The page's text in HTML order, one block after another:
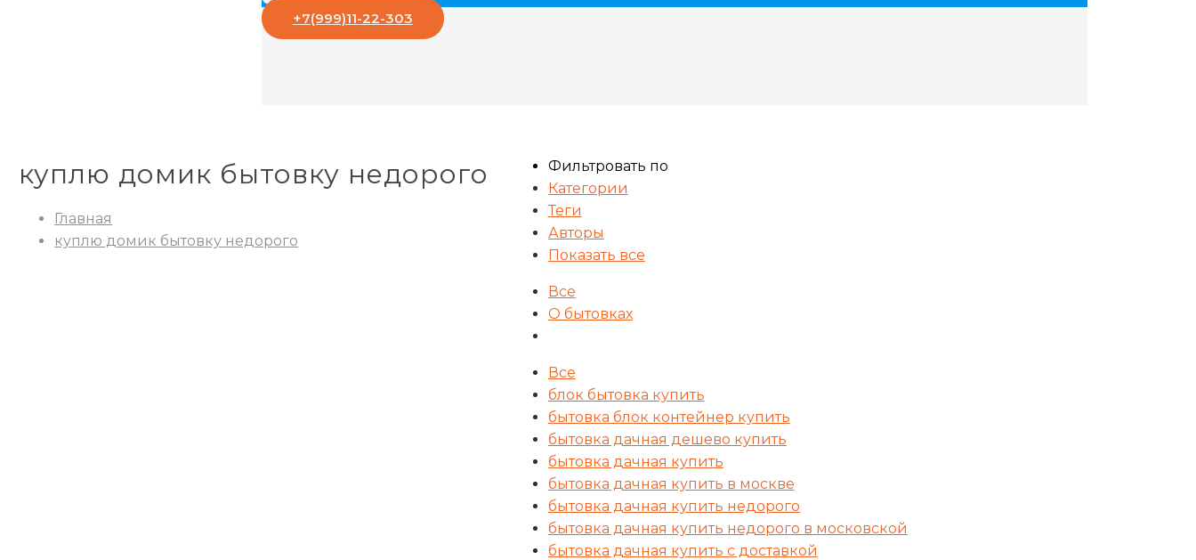
+7(999)11-22-303
куплю домик бытовку недорого
Главная
куплю домик бытовку недорого
Фильтровать по
Категории
Теги
Авторы
Показать все
Все
О бытовках
Все
блок бытовка купить
бытовка блок контейнер купить
бытовка дачная дешево купить
бытовка дачная купить
бытовка дачная купить в москве
бытовка дачная купить недорого
бытовка дачная купить недорого в московской
бытовка дачная купить с доставкой